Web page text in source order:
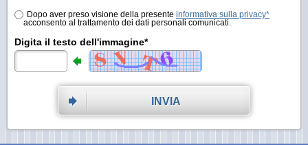
Dopo aver preso visione della presente informativa sulla privacy*
acconsento al trattamento dei dati personali comunicati.
Digita il testo dell'immagine*
INVIA